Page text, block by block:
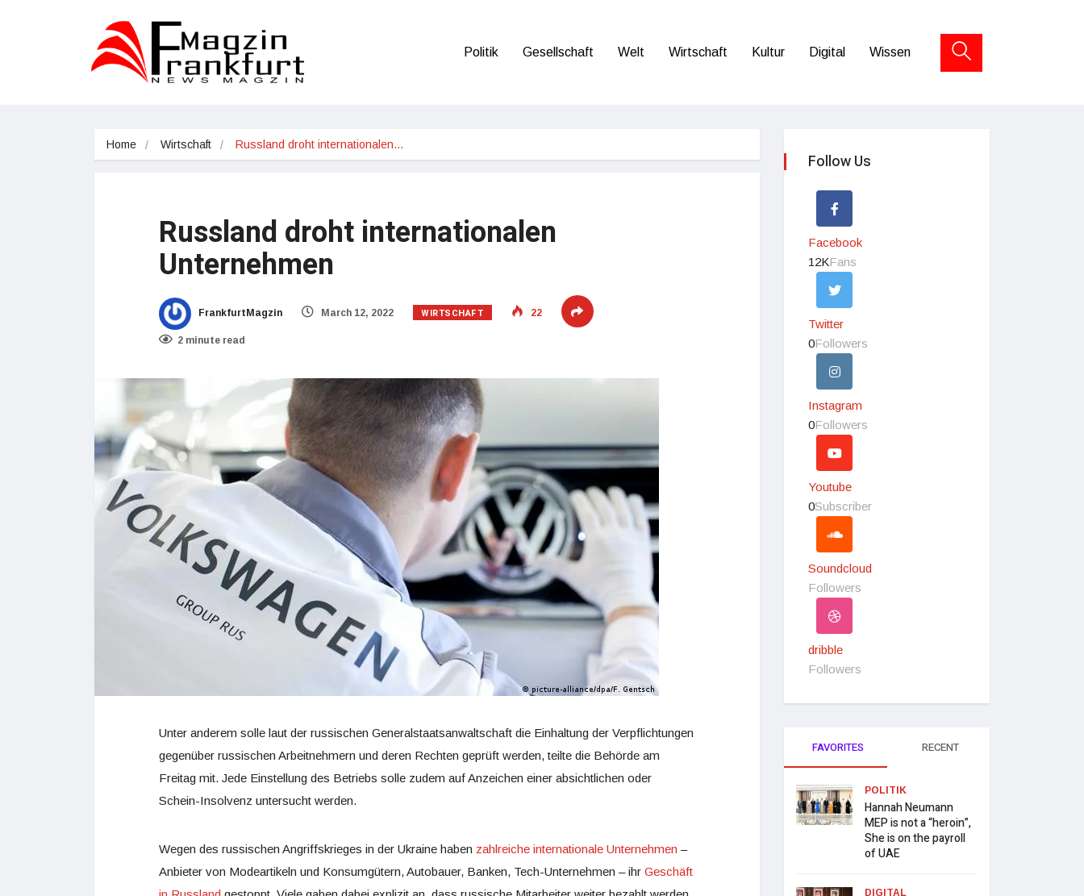
Politik Gesellschaft Welt Wirtschaft Kultur Digital Wissen
Home Wirtschaft Russland droht internationalen…
Russland droht internationalen
Unternehmen
FrankfurtMagzin March 12, 2022 WIRTSCHAFT 22
2 minute read
Unter anderem solle laut der russischen Generalstaatsanwaltschaft die Einhaltung der Verpflichtungen
gegenüber russischen Arbeitnehmern und deren Rechten geprüft werden, teilte die Behörde am
Freitag mit. Jede Einstellung des Betriebs solle zudem auf Anzeichen einer absichtlichen oder
Schein-Insolvenz untersucht werden.
Wegen des russischen Angriffskrieges in der Ukraine haben zahlreiche internationale Unternehmen –
Anbieter von Modeartikeln und Konsumgütern, Autobauer, Banken, Tech-Unternehmen – ihr Geschäft
Follow Us
Facebook
12KFans
Twitter
0Followers
Instagram
0Followers
Youtube
0Subscriber
Soundcloud
Followers
dribble
Followers
FAVORITES RECENT
POLITIK
Hannah Neumann
MEP is not a “heroin”,
She is on the payroll
of UAE
DIGITAL